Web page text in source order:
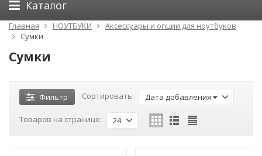
Каталог
Главная НОУТБУКИ
Аксессуары и опции для ноутбуков
Сумки
Сумки
Фильтр Сортировать: Дата добавления
Товаров на странице: 24